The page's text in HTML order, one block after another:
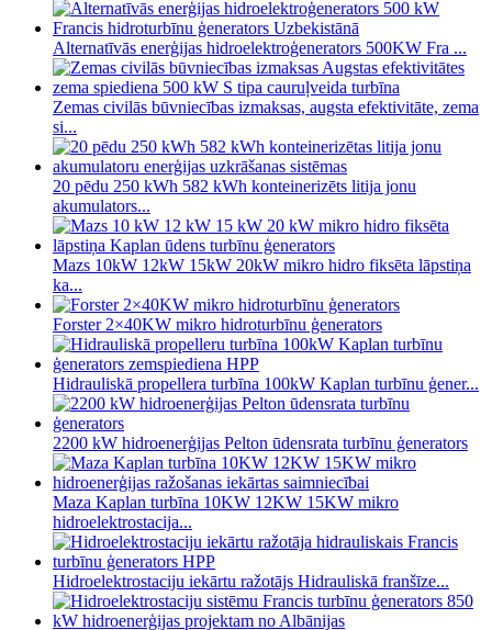
Alternatīvās enerģijas hidroelektroģenerators 500KW Fra ...
Zemas civilās būvniecības izmaksas, augsta efektivitāte, zema
si...
20 pēdu 250 kWh 582 kWh konteinerizēts litija jonu
akumulators...
Mazs 10kW 12kW 15kW 20kW mikro hidro fiksēta lāpstiņa
ka...
Forster 2×40KW mikro hidroturbīnu ģenerators
Hidrauliskā propellera turbīna 100kW Kaplan turbīnu ģener...
2200 kW hidroenerģijas Pelton ūdensrata turbīnu ģenerators
Maza Kaplan turbīna 10KW 12KW 15KW mikro
hidroelektrostacija...
Hidroelektrostaciju iekārtu ražotājs Hidrauliskā franšīze...